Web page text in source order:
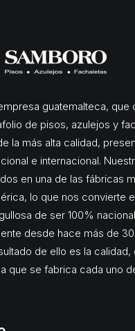
guatemalteca, que
de pisos, azulejos y
la más alta calidad,
e internacional.
en una de las fábricas
lo que nos convierte
de ser 100%
desde hace más de
de ello es la
que se fabrica cada uno